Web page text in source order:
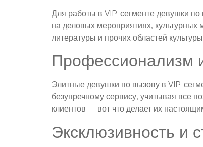
Для работы в VIP-сегменте девушки
на деловых мероприятиях, культурных
литературы и прочих областей
Профессионализм
Элитные девушки по вызову в VIP-
безупречному сервису, учитывая все
клиентов – вот что делает их
Эксклюзивность и